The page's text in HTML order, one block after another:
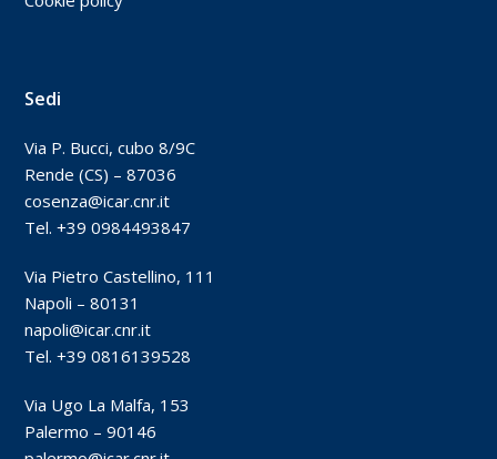
Sedi
Via P. Bucci, cubo 8/9C
Rende (CS) – 87036
cosenza@icar.cnr.it
Tel. +39 0984493847
Via Pietro Castellino, 111
Napoli – 80131
napoli@icar.cnr.it
Tel. +39 0816139528
Via Ugo La Malfa, 153
Palermo – 90146